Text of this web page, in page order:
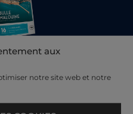
aux
notre site web et notre
, découvrez toutes nos
Restaurants,
budgets.